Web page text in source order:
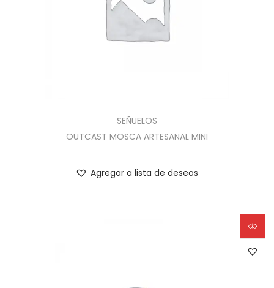
SEÑUELOS
OUTCAST MOSCA ARTESANAL MINI
Agregar a lista de deseos